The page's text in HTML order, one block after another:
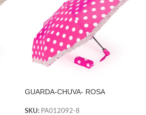
GUARDA-CHUVA- ROSA
SKU: PA012092-8